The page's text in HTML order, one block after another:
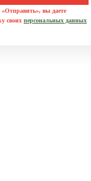
вы даете
своих персональных данных